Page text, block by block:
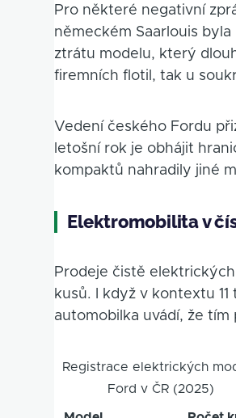
Pro některé negativní
německém Saarlouis
ztrátu modelu, který
firemních flotil, tak u
Vedení českého Fordu
letošní rok je obhájit
kompaktů nahradily jiné
Elektromobilita v
Prodeje čistě
kusů. I když v kontextu
automobilka uvádí, že tím
Registrace elektrických
Ford v ČR (2025)